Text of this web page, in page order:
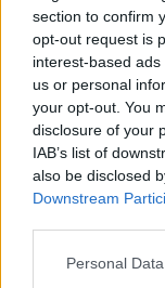
section to confirm
opt-out request is
interest-based
us or personal
your opt-out. You
disclosure of your
IAB’s list of
also be disclosed
Downstream
Please note that
Personal
Όταν η
Δεν είναι που
που τις
Και όταν αυτό
mainstream, η
έχει όρια.